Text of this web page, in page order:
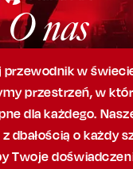
O nas
przewodnik w
przestrzeń,w
dla każdego.
z dbałością o każdy
Twoje